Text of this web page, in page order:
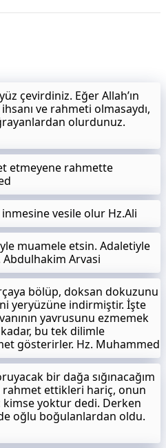
çevirdiniz. Eğer Allah’ın
ve rahmeti olmasaydı,
olurdunuz.
etmeyene rahmette
vesile olur Hz.Ali
muamele etsin. Adaletiyle
Abdulhakim Arvasi
bölüp, doksan dokuzunu
yeryüzüne indirmiştir. İşte
yavrusunu ezmemek
kadar, bu tek dilimle
gösterirler. Hz. Muhammed
bir dağa sığınacağım
rahmet ettikleri hariç, onun
kimse yoktur dedi. Derken
oğlu boğulanlardan oldu.